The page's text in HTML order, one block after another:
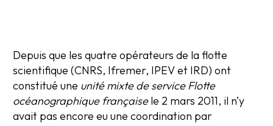
Depuis que les quatre opérateurs de la flotte
scientifique (CNRS, Ifremer, IPEV et IRD) ont
constitué une unité mixte de service Flotte
océanographique françaisele 2 mars 2011, il n’y
avait pas encore eu une coordination par